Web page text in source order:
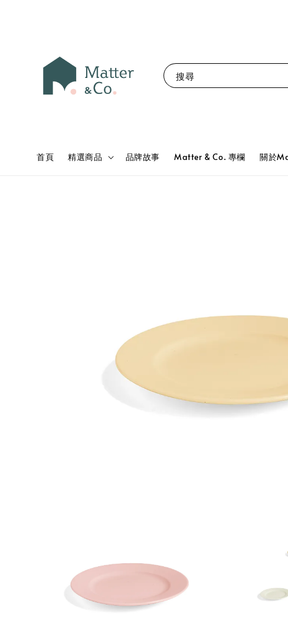
搜尋
首頁 精選商品 品牌故事 Matter & Co. 專欄 關於